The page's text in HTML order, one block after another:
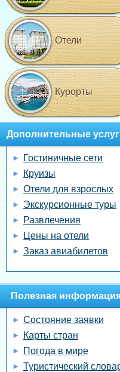
Отели
Курорты
Дополнительные
Гостиничные сети
Круизы
Отели для взрослых
Экскурсионные туры
Развлечения
Цены на отели
Заказ авиабилетов
Полезная
Состояние заявки
Карты стран
Погода в мире
Туристический